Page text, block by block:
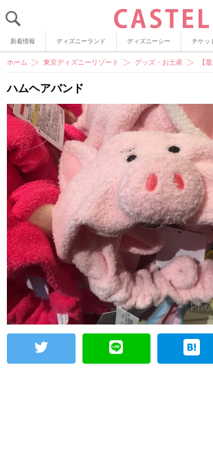
新着情報 ディズニーランド ディズニーシー チケッ
ホーム 東京ディズニーリゾート グッズ・お土産 【
ハムヘアバンド